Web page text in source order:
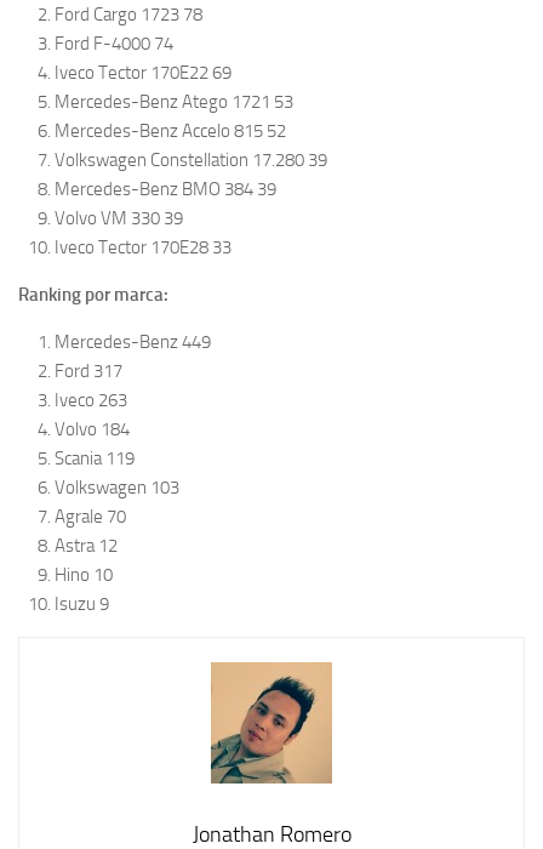
Ford Cargo 1723 78
Ford F-4000 74
Iveco Tector 170E22 69
Mercedes-Benz Atego 1721 53
Mercedes-Benz Accelo 815 52
Volkswagen Constellation 17.280 39
Mercedes-Benz BMO 384 39
Volvo VM 330 39
Iveco Tector 170E28 33
Ranking por marca:
Mercedes-Benz 449
Ford 317
Iveco 263
Volvo 184
Scania 119
Volkswagen 103
Agrale 70
Astra 12
Hino 10
Isuzu 9
Jonathan Romero